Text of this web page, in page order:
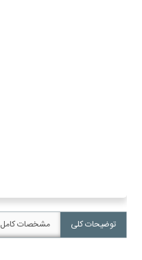
توضیحات کلی مشخصات کامل